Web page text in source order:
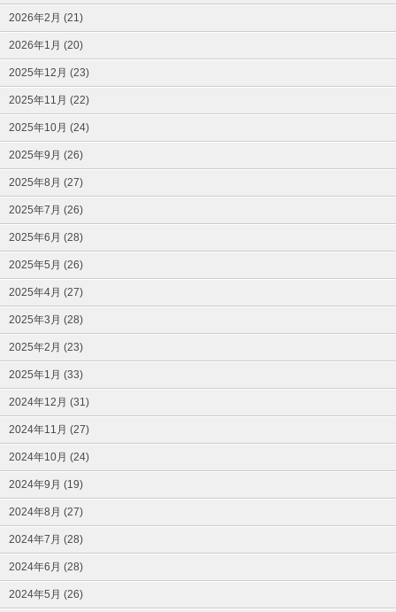
2026年2月 (21)
2026年1月 (20)
2025年12月 (23)
2025年11月 (22)
2025年10月 (24)
2025年9月 (26)
2025年8月 (27)
2025年7月 (26)
2025年6月 (28)
2025年5月 (26)
2025年4月 (27)
2025年3月 (28)
2025年2月 (23)
2025年1月 (33)
2024年12月 (31)
2024年11月 (27)
2024年10月 (24)
2024年9月 (19)
2024年8月 (27)
2024年7月 (28)
2024年6月 (28)
2024年5月 (26)